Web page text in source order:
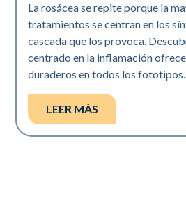
La rosácea se repite porque la
tratamientos se centran en los
cascada que los provoca.
centrado en la inflamación
duraderos en todos los fototipos.
LEER MÁS